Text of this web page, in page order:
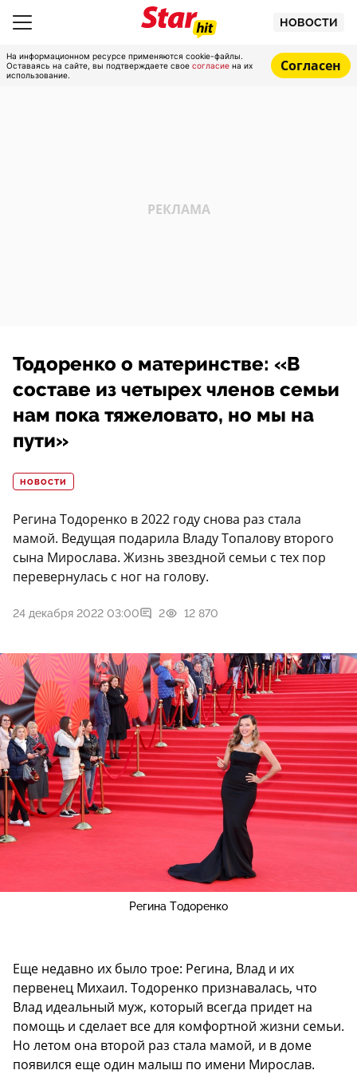
НОВОСТИ
На информационном ресурсе применяются cookie-файлы.
Оставаясь на сайте, вы подтверждаете свое согласие на их
использование.
Согласен
Тодоренко о материнстве: «В
составе из четырех членов семьи
нам пока тяжеловато, но мы на
пути»
НОВОСТИ
Регина Тодоренко в 2022 году снова раз стала
мамой. Ведущая подарила Владу Топалову второго
сына Мирослава. Жизнь звездной семьи с тех пор
перевернулась с ног на голову.
24 декабря 2022 03:00 2 12 870
Регина Тодоренко
Еще недавно их было трое: Регина, Влад и их
первенец Михаил. Тодоренко признавалась, что
Влад идеальный муж, который всегда придет на
помощь и сделает все для комфортной жизни семьи.
Но летом она второй раз стала мамой, и в доме
появился еще один малыш по имени Мирослав.